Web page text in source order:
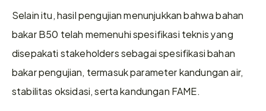
Selain itu, hasil pengujian menunjukkan bahwa bahan
bakar B50 telah memenuhi spesifikasi teknis yang
disepakati stakeholders sebagai spesifikasi bahan
bakar pengujian, termasuk parameter kandungan air,
stabilitas oksidasi, serta kandungan FAME.